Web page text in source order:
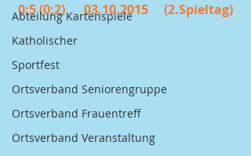
Abteilung Kartenspiele
Katholischer
Sportfest
Ortsverband Seniorengruppe
Ortsverband Frauentreff
Ortsverband Veranstaltung
0:5 (0:2)      03.10.2015     (2.Spieltag)